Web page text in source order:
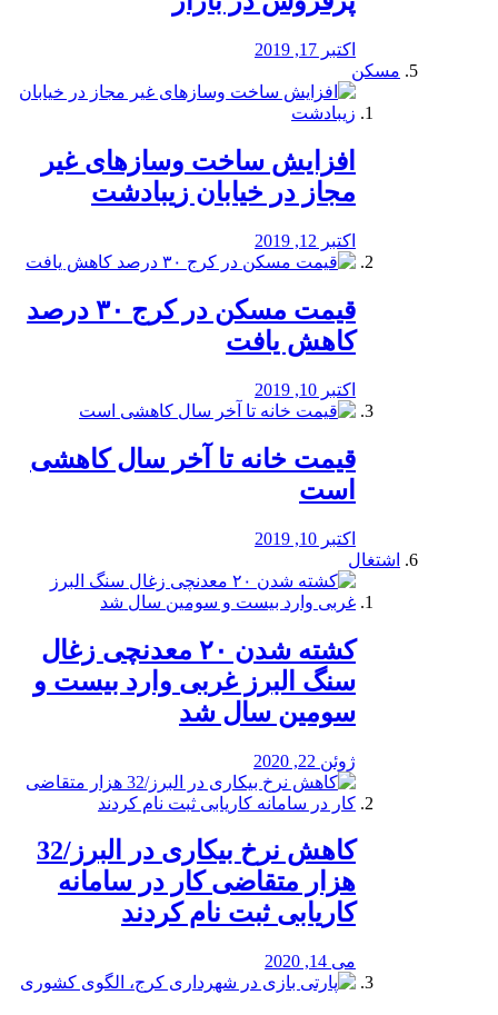
اکتبر 17, 2019
مسکن
افزایش ساخت وسازهای غیر
مجاز در خیابان زیبادشت
اکتبر 12, 2019
️قیمت مسکن در کرج ۳۰ درصد
کاهش یافت
اکتبر 10, 2019
قیمت خانه تا آخر سال کاهشی
است
اکتبر 10, 2019
اشتغال
کشته شدن ۲۰ معدنچی زغال
سنگ البرز غربی وارد بیست و
سومین سال شد
ژوئن 22, 2020
کاهش نرخ بیکاری در البرز/32
هزار متقاضی کار در سامانه
کاریابی ثبت نام کردند
می 14, 2020